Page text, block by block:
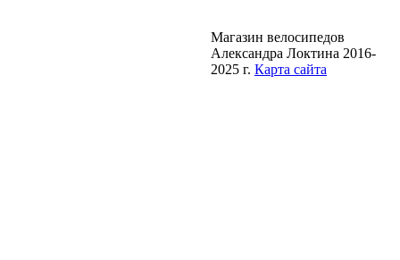
Магазин велосипедов
Александра Локтина 2016-
2025 г. Карта сайта